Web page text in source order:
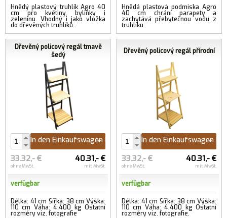
Hnědý plastový truhlík Agro 40
cm pro květiny, bylinky i
zeleninu. Vhodný i jako vložka
do dřevěných truhlíků.
Hnědá plastová podmiska Agro
40 cm chrání parapety a
zachytává přebytečnou vodu z
truhlíku.
Dřevěný policový regál tmavě
šedý
In den Einkaufswagen legen
33.32,- €
ohne MwSt.
40.31,- €
mit MwSt.
verfügbar
Délka: 41 cm Šířka: 38 cm Výška:
110 cm Váha: 4,400 kg Ostatní
rozměry viz. fotografie
Dřevěný policový regál přírodní
In den Einkaufswagen
33.32,- €
ohne MwSt.
40.31,- €
mit MwSt.
verfügbar
Délka: 41 cm Šířka: 38 cm Výška:
110 cm Váha: 4,400 kg Ostatní
rozměry viz. fotografie.